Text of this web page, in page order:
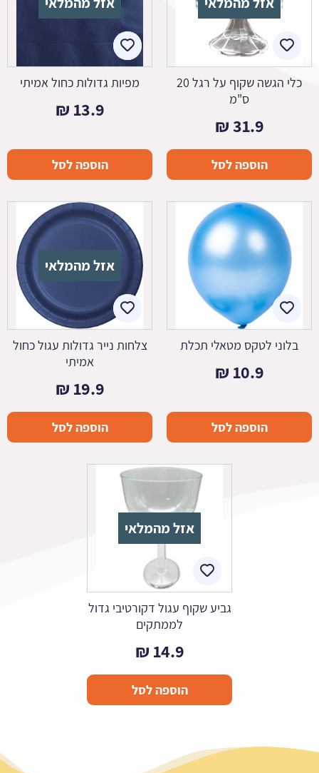
כלי הגשה שקוף על רגל 20
ס"מ
31.9
₪
הוספה לסל
מפיות גדולות כחול אמיתי
13.9
₪
הוספה לסל
בלוני לטקס מטאלי תכלת
10.9
₪
הוספה לסל
אזל מהמלאי
צלחות נייר גדולות עגול כחול
אמיתי
19.9
₪
הוספה לסל
אזל מהמלאי
גביע שקוף עגול דקורטיבי גדול
לממתקים
14.9
₪
הוספה לסל